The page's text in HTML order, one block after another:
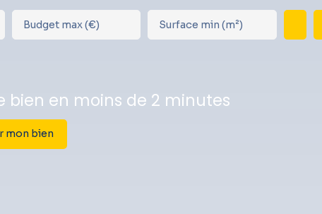
Budget max (€) Surface min (m²)
en moins de 2 minutes
mon bien